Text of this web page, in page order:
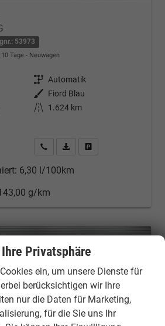
53973
10 Tage Neuwagen
Getriebe Automatik
Außenfarbe Fiord Blau
Kilometerstand
1.624 km
Kontakt & Angebot anfordern
PDF-Datei, Fahrzeugexposé
6,30 l/100km
g/km
Privatsphäre
ein, um unsere Dienste für
berücksichtigen wir Ihre
nur die Daten für Marketing,
für die Sie uns Ihr